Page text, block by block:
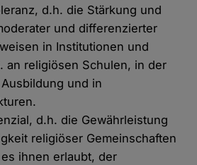
d.h. die Stärkung und
und differenzierter
in Institutionen und
an religiösen Schulen, in der
und in
d.h. die Gewährleistung
religiöser Gemeinschaften
ihnen erlaubt, der